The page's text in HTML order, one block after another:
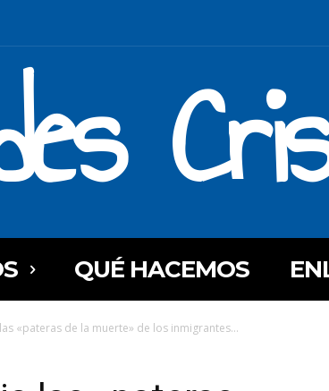
QUÉ HACEMOS
«pateras de la muerte» de los inmigrantes...